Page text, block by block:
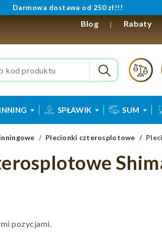
Darmowa dostawa od 250 zł!!!
Blog Rabaty
SPŁAWIK SUM
Plecionki czterosplotowe
pozycjami.